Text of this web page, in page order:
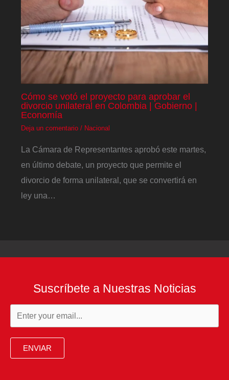
Cómo se votó el proyecto para aprobar el
divorcio unilateral en Colombia | Gobierno |
Economía
Deja un comentario / Nacional
La Cámara de Representantes aprobó este martes,
en último debate, un proyecto que permite el
divorcio de forma unilateral, que se convertirá en
ley una…
Suscríbete a Nuestras Noticias
ENVIAR